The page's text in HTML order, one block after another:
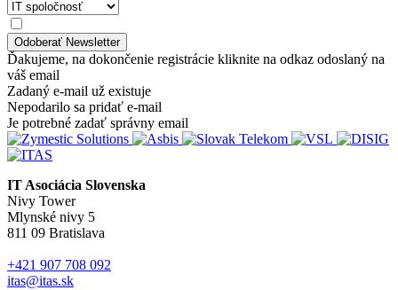
Ďakujeme, na dokončenie registrácie kliknite na odkaz odoslaný na
váš email
Zadaný e-mail už existuje
Nepodarilo sa pridať e-mail
Je potrebné zadať správny email
IT Asociácia Slovenska
Nivy Tower
Mlynské nivy 5
811 09 Bratislava
+421 907 708 092
itas@itas.sk